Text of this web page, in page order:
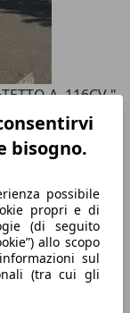
bisogno.
possibile
propri e di
(di seguito
allo scopo
sul
(tra cui gli
A. 116CV "